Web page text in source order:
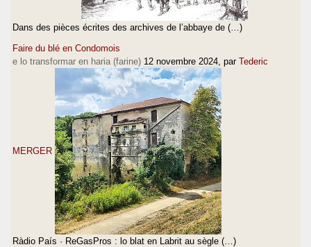
Dans des pièces écrites des archives de l’abbaye de (…)
Faire du blé en Condomois
e lo transformar en haria (farine) 12 novembre 2024 , par Tederic
MERGER
Ràdio País · ReGasPros : lo blat en Labrit au sègle (…)